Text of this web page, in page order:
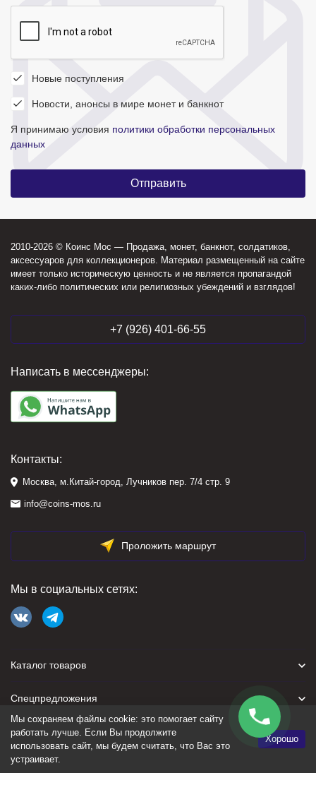
Новые поступления
Новости, анонсы в мире монет и банкнот
Я принимаю условия политики обработки персональных
данных
2010-2026 © Коинс Мос — Продажа, монет, банкнот, солдатиков,
аксессуаров для коллекционеров. Материал размещенный на сайте
имеет только историческую ценность и не является пропагандой
каких-либо политических или религиозных убеждений и взглядов!
+7 (926) 401-66-55
Написать в мессенджеры:
Контакты:
Москва, м.Китай-город, Лучников пер. 7/4 стр. 9
info@coins-mos.ru
Проложить маршрут
Мы в социальных сетях:
Каталог товаров
Спецпредложения
Для покупателя
Политика персональных данных
Мы сохраняем файлы cookie: это помогает сайту
работать лучше. Если Вы продолжите
использовать сайт, мы будем считать, что Вас это
устраивает.
Хорошо